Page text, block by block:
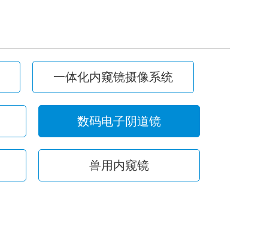
一体化内窥镜摄像系统
数码电子阴道镜
兽用内窥镜